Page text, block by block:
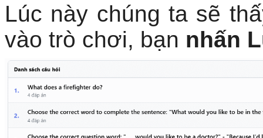
Lúc này chúng ta sẽ
vào trò chơi, bạn nhấn